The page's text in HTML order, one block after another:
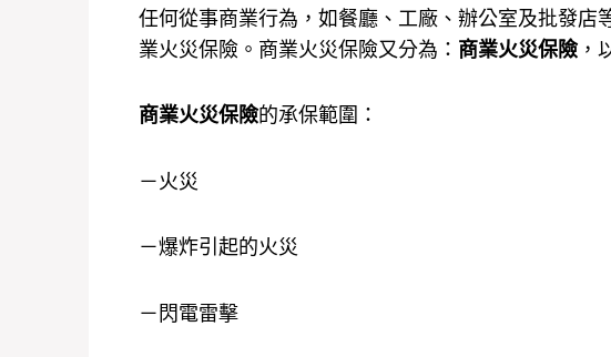
任何從事商業行為，如餐廳、工廠、辦公室及批發店
業火災保險。商業火災保險又分為： 商業火災保險 ，
商業火災保險的承保範圍：
－火災
－爆炸引起的火災
－閃電雷擊